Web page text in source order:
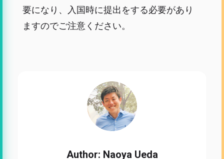
要になり、入国時に提出をする必要があり
ますのでご注意ください。
Author: Naoya Ueda